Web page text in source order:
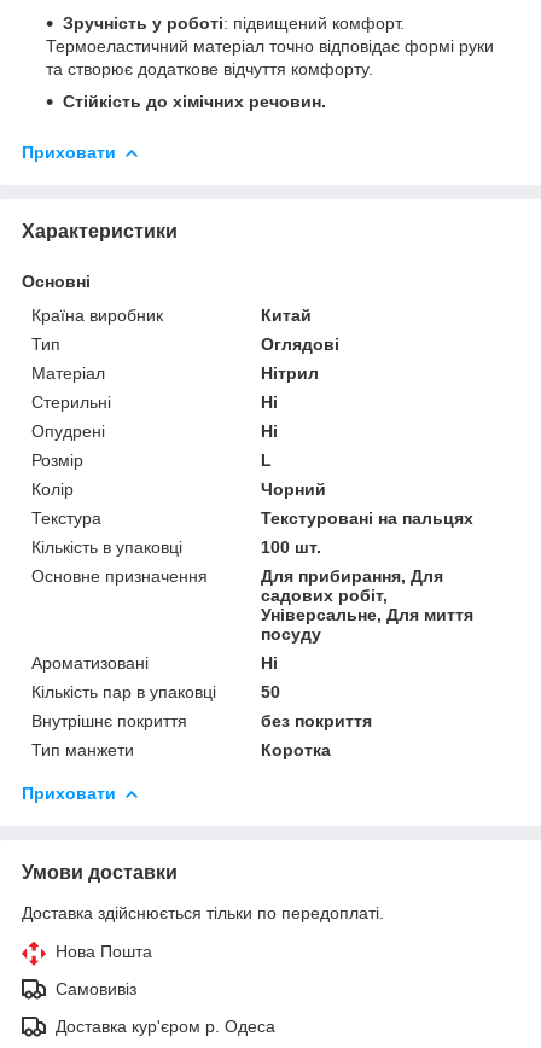
Зручність у роботі: підвищений комфорт.
Термоеластичний матеріал точно відповідає формі руки
та створює додаткове відчуття комфорту.
Стійкість до хімічних речовин.
Приховати
Характеристики
Основні
Країна виробник
Китай
Тип
Оглядові
Матеріал
Нітрил
Стерильні
Ні
Опудрені
Ні
Розмір
L
Колір
Чорний
Текстура
Текстуровані на пальцях
Кількість в упаковці
100 шт.
Основне призначення
Для прибирання, Для
садових робіт,
Універсальне, Для миття
посуду
Ароматизовані
Ні
Кількість пар в упаковці
50
Внутрішнє покриття
без покриття
Тип манжети
Коротка
Приховати
Умови доставки
Доставка здійснюється тільки по передоплаті.
Нова Пошта
Самовивіз
Доставка кур'єром р. Одеса